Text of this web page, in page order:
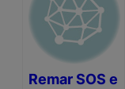
Remar SOS e